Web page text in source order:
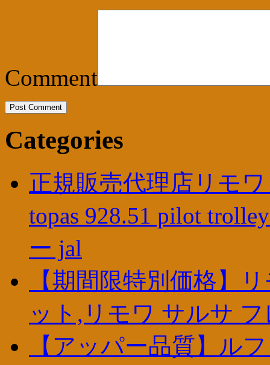
Comment
Categories
正規販売代理店リモ
topas 928.51 pilot
ー jal
【期間限特別価格】
ット,リモワ サルサ
【アッパー品質】ル